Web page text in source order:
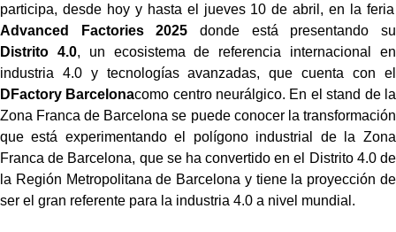
participa, desde hoy y hasta el jueves 10 de abril, en la feria
Advanced Factories 2025 donde está presentando su
Distrito 4.0, un ecosistema de referencia internacional en
industria 4.0 y tecnologías avanzadas, que cuenta con el
DFactory Barcelonacomo centro neurálgico. En el stand de la
Zona Franca de Barcelona se puede conocer la transformación
que está experimentando el polígono industrial de la Zona
Franca de Barcelona, que se ha convertido en el Distrito 4.0 de
la Región Metropolitana de Barcelona y tiene la proyección de
ser el gran referente para la industria 4.0 a nivel mundial.